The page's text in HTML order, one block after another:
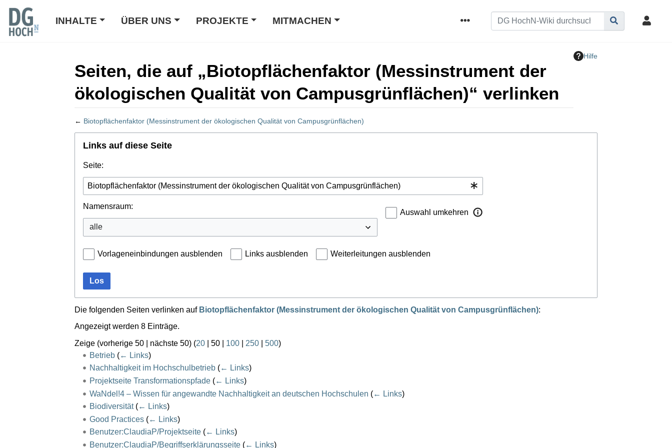
INHALTE ÜBER UNS PROJEKTE MITMACHEN
Hilfe
Seiten, die auf „Biotopflächenfaktor (Messinstrument der
ökologischen Qualität von Campusgrünflächen)“ verlinken
← Biotopflächenfaktor (Messinstrument der ökologischen Qualität von Campusgrünflächen)
Wechseln zu:Navigation,Suche
Links auf diese Seite
Seite:
Namensraum:
Auswahl umkehren
Vorlageneinbindungen ausblenden Links ausblenden Weiterleitungen ausblenden
Los
Die folgenden Seiten verlinken auf Biotopflächenfaktor (Messinstrument der ökologischen Qualität von Campusgrünflächen):
Angezeigt werden 8 Einträge.
Zeige (vorherige 50 nächste 50) (20 50 100 250 500)
Betrieb (← Links)
Nachhaltigkeit im Hochschulbetrieb (← Links)
Projektseite Transformationspfade (← Links)
WaNdel!4 – Wissen für angewandte Nachhaltigkeit an deutschen Hochschulen (← Links)
Biodiversität (← Links)
Good Practices (← Links)
Benutzer:ClaudiaP/Projektseite (← Links)
Benutzer:ClaudiaP/Begriffserklärungsseite (← Links)